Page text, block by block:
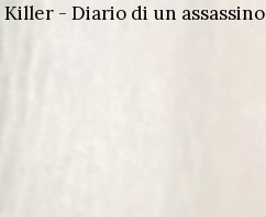
Killer - Diario di un assassino